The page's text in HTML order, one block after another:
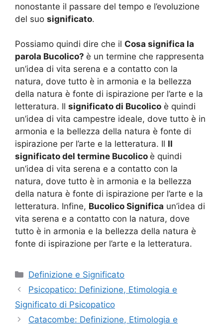
nonostante il passare del tempo e l’evoluzione
del suo significato.
Possiamo quindi dire che il Cosa significa la
parola Bucolico? è un termine che rappresenta
un’idea di vita serena e a contatto con la
natura, dove tutto è in armonia e la bellezza
della natura è fonte di ispirazione per l’arte e la
letteratura. Il significato di Bucolico è quindi
un’idea di vita campestre ideale, dove tutto è in
armonia e la bellezza della natura è fonte di
ispirazione per l’arte e la letteratura. Il Il
significato del termine Bucolico è quindi
un’idea di vita serena e a contatto con la
natura, dove tutto è in armonia e la bellezza
della natura è fonte di ispirazione per l’arte e la
letteratura. Infine, Bucolico Significa un’idea di
vita serena e a contatto con la natura, dove
tutto è in armonia e la bellezza della natura è
fonte di ispirazione per l’arte e la letteratura.
Categorie
Definizione e Significato
Psicopatico: Definizione, Etimologia e
Significato di Psicopatico
Catacombe: Definizione, Etimologia e